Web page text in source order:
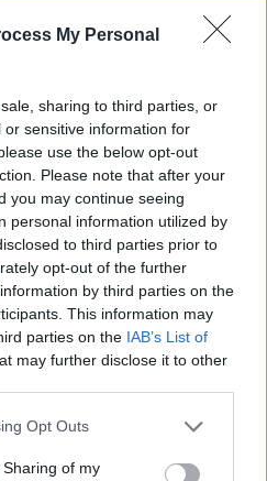
My Personal
sharing to third parties, or
sensitive information for
use the below opt-out
Please note that after your
you may continue seeing
personal information utilized by
to third parties prior to
opt-out of the further
by third parties on the
This information may
parties on the IAB’s List of
may further disclose it to other
app uses one or more Google
behaviour. You may click to
Opt Outs
of my